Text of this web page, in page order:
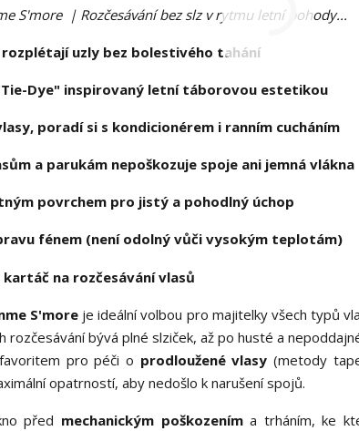
S'more | Rozčesávání bez slz v rytmu letní pohody...
uzly bez bolestivého tahání
Dye" inspirovaný letní táborovou estetikou
poradí si s kondicionérem i ranním cucháním
a parukám nepoškozuje spoje ani jemná vlákna
povrchem pro jistý a pohodlný úchop
fénem (není odolný vůči vysokým teplotám)
S'more je ideální volbou pro majitelky všech typů
rozčesávání bývá plné slziček, až po husté a
pro péči o prodloužené vlasy (metody
opatrností, aby nedošlo k narušení spojů.
před mechanickým poškozeníma trháním, ke